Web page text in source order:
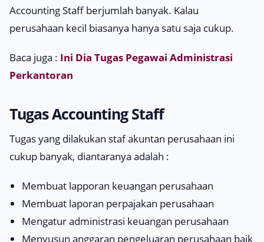
Accounting Staff berjumlah banyak. Kalau
perusahaan kecil biasanya hanya satu saja cukup.
Baca juga : Ini Dia Tugas Pegawai Administrasi
Perkantoran
Tugas Accounting Staff
Tugas yang dilakukan staf akuntan perusahaan ini
cukup banyak, diantaranya adalah :
Membuat lapporan keuangan perusahaan
Membuat laporan perpajakan perusahaan
Mengatur administrasi keuangan perusahaan
Menyusun anggaran pengeluaran perusahaan baik